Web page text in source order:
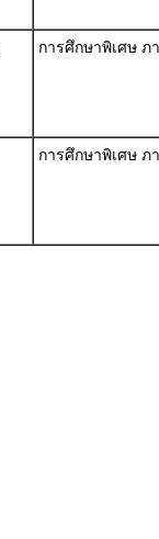
การศึกษาพิเศษ ภ
การศึกษาพิเศษ ภ